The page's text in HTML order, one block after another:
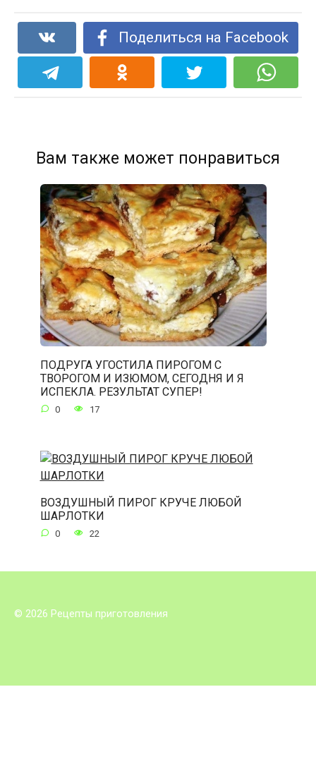
Поделиться на Facebook
Вам также может понравиться
ПОДРУГА УГОСТИЛА ПИРОГОМ С
ТВОРОГОМ И ИЗЮМОМ, СЕГОДНЯ И Я
ИСПЕКЛА. РЕЗУЛЬТАТ СУПЕР!
0 17
ВОЗДУШНЫЙ ПИРОГ КРУЧЕ ЛЮБОЙ
ШАРЛОТКИ
0 22
© 2026 Рецепты приготовления